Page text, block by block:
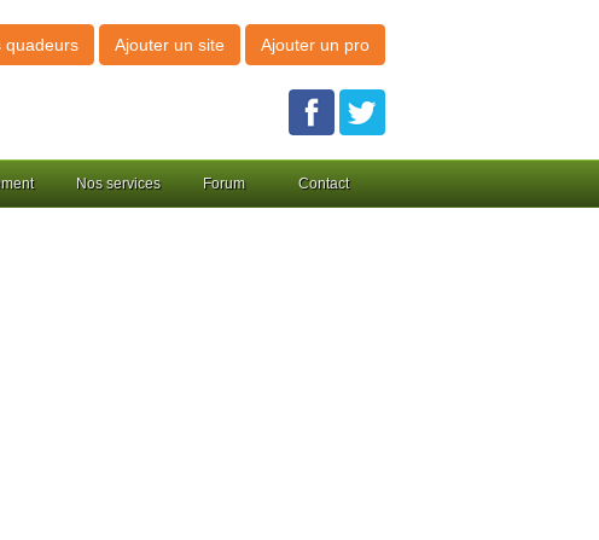
quadeurs Ajouter un site Ajouter un pro
Nos services Forum Contact